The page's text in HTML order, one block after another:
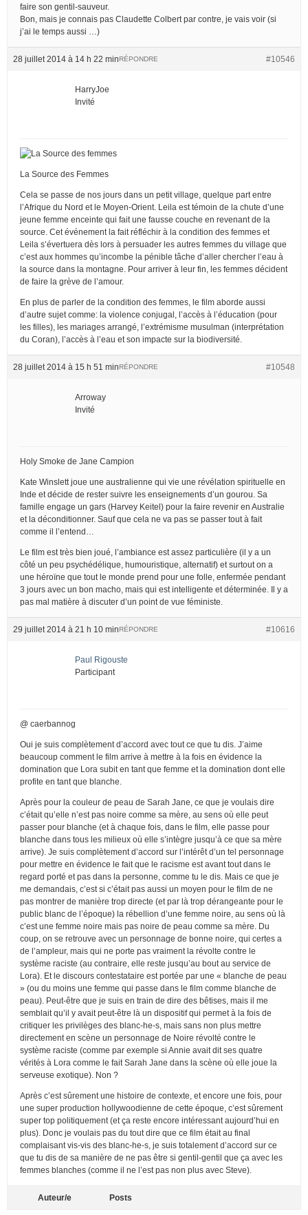
faire son gentil-sauveur.
Bon, mais je connais pas Claudette Colbert par contre, je vais voir (si
j’ai le temps aussi …)
28 juillet 2014 à 14 h 22 min #10546
RÉPONDRE
HarryJoe
Invité
La Source des Femmes
Cela se passe de nos jours dans un petit village, quelque part entre
l’Afrique du Nord et le Moyen-Orient. Leila est témoin de la chute d’une
jeune femme enceinte qui fait une fausse couche en revenant de la
source. Cet événement la fait réfléchir à la condition des femmes et
Leila s’évertuera dès lors à persuader les autres femmes du village que
c’est aux hommes qu’incombe la pénible tâche d’aller chercher l’eau à
la source dans la montagne. Pour arriver à leur fin, les femmes décident
de faire la grève de l’amour.
En plus de parler de la condition des femmes, le film aborde aussi
d’autre sujet comme: la violence conjugal, l’accès à l’éducation (pour
les filles), les mariages arrangé, l’extrémisme musulman (interprétation
du Coran), l’accès à l’eau et son impacte sur la biodiversité.
28 juillet 2014 à 15 h 51 min #10548
RÉPONDRE
Arroway
Invité
Holy Smoke de Jane Campion
Kate Winslett joue une australienne qui vie une révélation spirituelle en
Inde et décide de rester suivre les enseignements d’un gourou. Sa
famille engage un gars (Harvey Keitel) pour la faire revenir en Australie
et la déconditionner. Sauf que cela ne va pas se passer tout à fait
comme il l’entend…
Le film est très bien joué, l’ambiance est assez particulière (il y a un
côté un peu psychédélique, humouristique, alternatif) et surtout on a
une héroïne que tout le monde prend pour une folle, enfermée pendant
3 jours avec un bon macho, mais qui est intelligente et déterminée. Il y a
pas mal matière à discuter d’un point de vue féministe.
29 juillet 2014 à 21 h 10 min #10616
RÉPONDRE
Paul Rigouste
Participant
@ caerbannog
Oui je suis complètement d’accord avec tout ce que tu dis. J’aime
beaucoup comment le film arrive à mettre à la fois en évidence la
domination que Lora subit en tant que femme et la domination dont elle
profite en tant que blanche.
Après pour la couleur de peau de Sarah Jane, ce que je voulais dire
c’était qu’elle n’est pas noire comme sa mère, au sens où elle peut
passer pour blanche (et à chaque fois, dans le film, elle passe pour
blanche dans tous les milieux où elle s’intègre jusqu’à ce que sa mère
arrive). Je suis complètement d’accord sur l’intérêt d’un tel personnage
pour mettre en évidence le fait que le racisme est avant tout dans le
regard porté et pas dans la personne, comme tu le dis. Mais ce que je
me demandais, c’est si c’était pas aussi un moyen pour le film de ne
pas montrer de manière trop directe (et par là trop dérangeante pour le
public blanc de l’époque) la rébellion d’une femme noire, au sens où là
c’est une femme noire mais pas noire de peau comme sa mère. Du
coup, on se retrouve avec un personnage de bonne noire, qui certes a
de l’ampleur, mais qui ne porte pas vraiment la révolte contre le
système raciste (au contraire, elle reste jusqu’au bout au service de
Lora). Et le discours contestataire est portée par une « blanche de peau
» (ou du moins une femme qui passe dans le film comme blanche de
peau). Peut-être que je suis en train de dire des bêtises, mais il me
semblait qu’il y avait peut-être là un dispositif qui permet à la fois de
critiquer les privilèges des blanc-he-s, mais sans non plus mettre
directement en scène un personnage de Noire révolté contre le
système raciste (comme par exemple si Annie avait dit ses quatre
vérités à Lora comme le fait Sarah Jane dans la scène où elle joue la
serveuse exotique). Non ?
Après c’est sûrement une histoire de contexte, et encore une fois, pour
une super production hollywoodienne de cette époque, c’est sûrement
super top politiquement (et ça reste encore intéressant aujourd’hui en
plus). Donc je voulais pas du tout dire que ce film était au final
complaisant vis-vis des blanc-he-s, je suis totalement d’accord sur ce
que tu dis de sa manière de ne pas être si gentil-gentil que ça avec les
femmes blanches (comme il ne l’est pas non plus avec Steve).
Auteur/e Posts